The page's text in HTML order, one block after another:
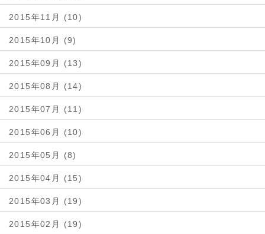
2015年11月 (10)
2015年10月 (9)
2015年09月 (13)
2015年08月 (14)
2015年07月 (11)
2015年06月 (10)
2015年05月 (8)
2015年04月 (15)
2015年03月 (19)
2015年02月 (19)